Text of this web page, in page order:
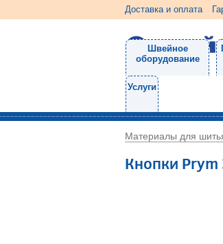
Доставка и оплата
Швейное
оборудование
Услуги
Материалы для
Кнопки